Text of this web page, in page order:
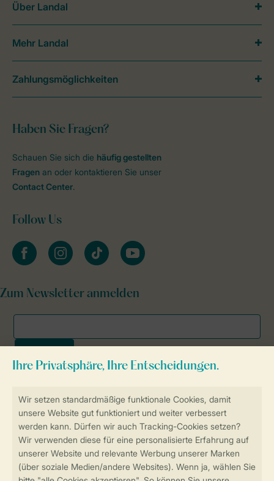
Sicher und schnell zur Online-Buchung
SSL-Verschlüsselung
Sichere Datenübertragung
Sicheres Bezahlen
Haben Sie Fragen?
Schauen Sie sich die häufig gestellten
Fragen an oder kontaktieren Sie unser
Contact Center.
Follow Us
facebookinstagramtiktok youtube
Zum Newsletter anmelden
Über Landal
Mehr Landal
Zahlungsmöglichkeiten